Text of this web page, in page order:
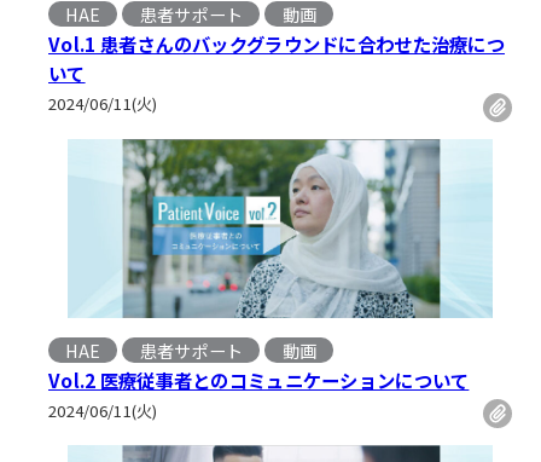
HAE 患者サポート
, 動画
Vol.1 患者さんのバックグラウンドに合わせた治療につ
いて
2024/06/11(火)
HAE 患者サポート
, 動画
Vol.2 医療従事者とのコミュニケーションについて
2024/06/11(火)